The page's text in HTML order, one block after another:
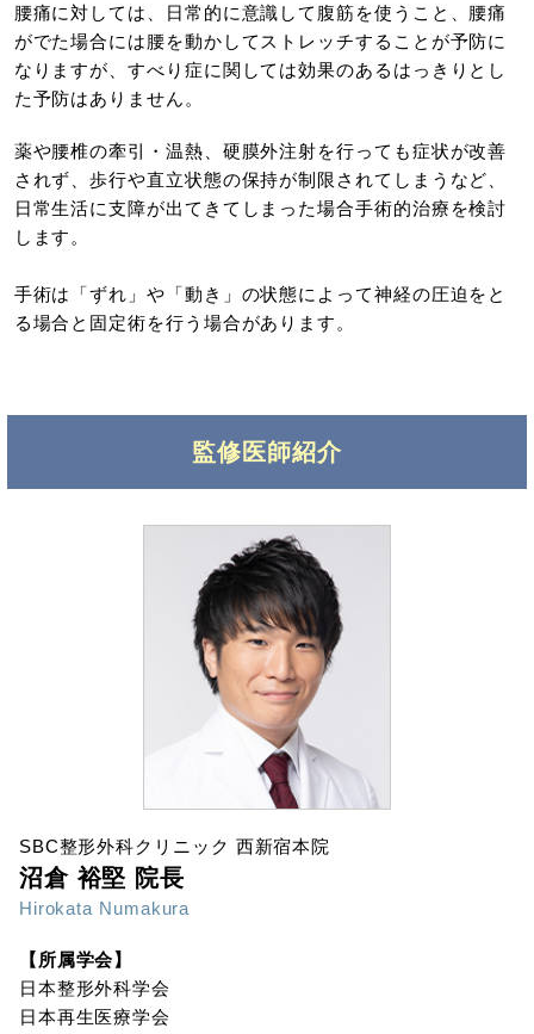
腰痛に対しては、日常的に意識して腹筋を使うこと、腰痛
がでた場合には腰を動かしてストレッチすることが予防に
なりますが、すべり症に関しては効果のあるはっきりとし
た予防はありません。
薬や腰椎の牽引・温熱、硬膜外注射を行っても症状が改善
されず、歩行や直立状態の保持が制限されてしまうなど、
日常生活に支障が出てきてしまった場合手術的治療を検討
します。
手術は「ずれ」や「動き」の状態によって神経の圧迫をと
る場合と固定術を行う場合があります。
監修医師紹介
SBC整形外科クリニック 西新宿本院
沼倉 裕堅 院長
Hirokata Numakura
【所属学会】
日本整形外科学会
日本再生医療学会